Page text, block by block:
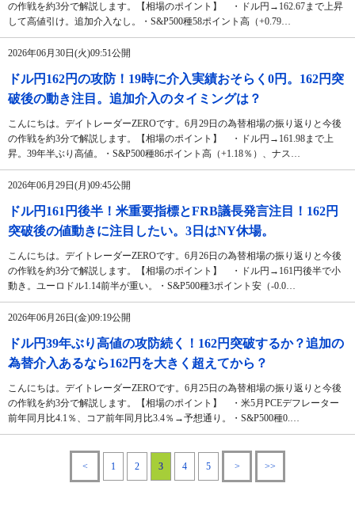
の作戦を約3分で解説します。【相場のポイント】 ・ドル円→162.67まで上昇
して高値引け。追加介入なし。・S&P500種58ポイント高（+0.79…
2026年06月30日(火)09:51公開
ドル円162円の攻防！19時に介入実績おそらく0円。162円突
破後の動き注目。追加介入のタイミングは？
こんにちは。デイトレーダーZEROです。6月29日の為替相場の振り返りと今後
の作戦を約3分で解説します。【相場のポイント】 ・ドル円→161.98まで上
昇。39年半ぶり高値。・S&P500種86ポイント高（+1.18％）、ナス…
2026年06月29日(月)09:45公開
ドル円161円後半！米重要指標とFRB議長発言注目！162円
突破後の値動きに注目したい。3日はNY休場。
こんにちは。デイトレーダーZEROです。6月26日の為替相場の振り返りと今後
の作戦を約3分で解説します。【相場のポイント】 ・ドル円→161円後半で小
動き。ユーロドル1.14前半が重い。・S&P500種3ポイント安（-0.0…
2026年06月26日(金)09:19公開
ドル円39年ぶり高値の攻防続く！162円突破するか？追加の
為替介入あるなら162円を大きく超えてから？
こんにちは。デイトレーダーZEROです。6月25日の為替相場の振り返りと今後
の作戦を約3分で解説します。【相場のポイント】 ・米5月PCEデフレーター
前年同月比4.1％、コア前年同月比3.4％→予想通り。・S&P500種0.…
< 1 2 3 4 5 > >>